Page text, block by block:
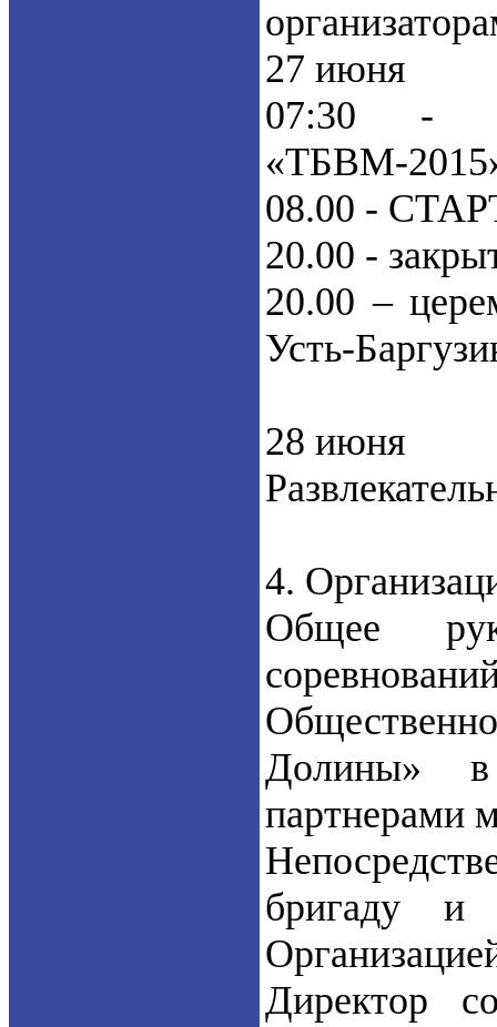
27 июня
07:30 -
«ТБВМ-
08.00 -
20.00 -
20.00 –
Усть-
28 июня
4.
Общее
Долины» в
партнерами
бригаду и
Директор